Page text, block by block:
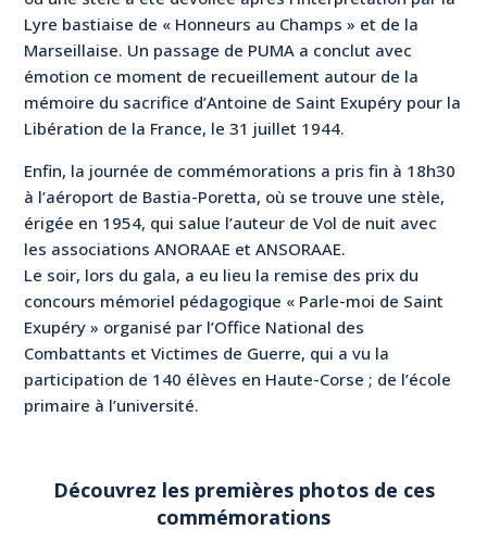
Lyre bastiaise de « Honneurs au Champs » et de la
Marseillaise. Un passage de PUMA a conclut avec
émotion ce moment de recueillement autour de la
mémoire du sacrifice d’Antoine de Saint Exupéry pour la
Libération de la France, le 31 juillet 1944.
Enfin, la journée de commémorations a pris fin à 18h30
à l’aéroport de Bastia-Poretta, où se trouve une stèle,
érigée en 1954, qui salue l’auteur de Vol de nuit avec
les associations ANORAAE et ANSORAAE.
Le soir, lors du gala, a eu lieu la remise des prix du
concours mémoriel pédagogique « Parle-moi de Saint
Exupéry » organisé par l’Office National des
Combattants et Victimes de Guerre, qui a vu la
participation de 140 élèves en Haute-Corse ; de l’école
primaire à l’université.
Découvrez les premières photos de ces
commémorations